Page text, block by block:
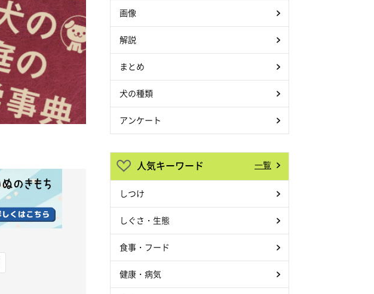
画像
解説
まとめ
犬の種類
アンケート
人気キーワード 一覧
しつけ
しぐさ・生態
食事・フード
健康・病気